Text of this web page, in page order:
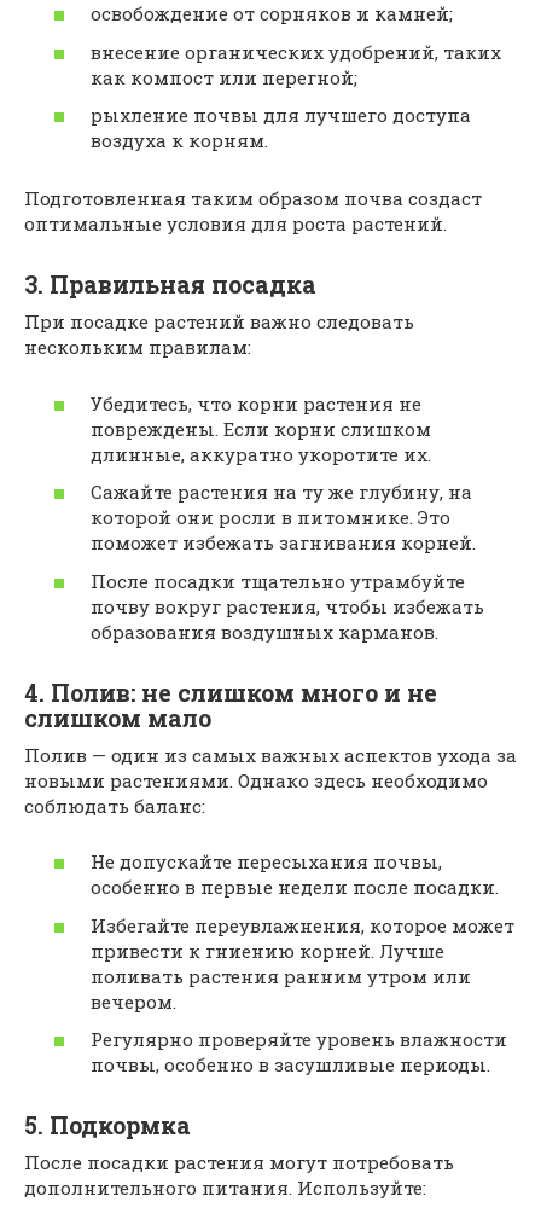
освобождение от сорняков и камней;
внесение органических удобрений, таких
как компост или перегной;
рыхление почвы для лучшего доступа
воздуха к корням.
Подготовленная таким образом почва создаст
оптимальные условия для роста растений.
3. Правильная посадка
При посадке растений важно следовать
нескольким правилам:
Убедитесь, что корни растения не
повреждены. Если корни слишком
длинные, аккуратно укоротите их.
Сажайте растения на ту же глубину, на
которой они росли в питомнике. Это
поможет избежать загнивания корней.
После посадки тщательно утрамбуйте
почву вокруг растения, чтобы избежать
образования воздушных карманов.
4. Полив: не слишком много и не
слишком мало
Полив — один из самых важных аспектов ухода за
новыми растениями. Однако здесь необходимо
соблюдать баланс:
Не допускайте пересыхания почвы,
особенно в первые недели после посадки.
Избегайте переувлажнения, которое может
привести к гниению корней. Лучше
поливать растения ранним утром или
вечером.
Регулярно проверяйте уровень влажности
почвы, особенно в засушливые периоды.
5. Подкормка
После посадки растения могут потребовать
дополнительного питания. Используйте: